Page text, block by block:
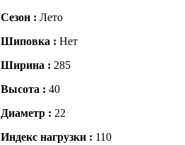
Сезон : Лето
Шиповка : Нет
Ширина : 285
Высота : 40
Диаметр : 22
Индекс нагрузки : 110